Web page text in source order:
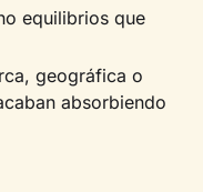
equilibrios que
geográfica o
absorbiendo